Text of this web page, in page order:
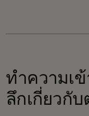
ทำความเ
ลึกเกี่ยวกั